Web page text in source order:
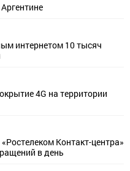
интернетом 10 тысяч
4G на территории
Контакт-центра»
в день